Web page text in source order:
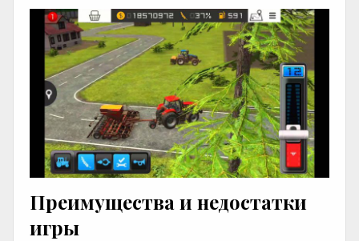
Преимущества и недостатки
игры